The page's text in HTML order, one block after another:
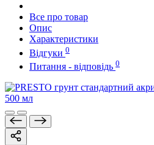
Все про товар
Опис
Характеристики
Відгуки 0
Питання - відповідь 0